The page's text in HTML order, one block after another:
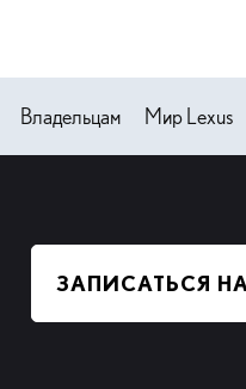
Владельцам Мир Lexus
ЗАПИСАТЬСЯ